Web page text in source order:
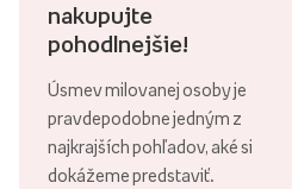
nakupujte
pohodlnejšie!
Úsmev milovanej osoby je
pravdepodobne jedným z
najkrajších pohľadov, aké si
dokážeme predstaviť.